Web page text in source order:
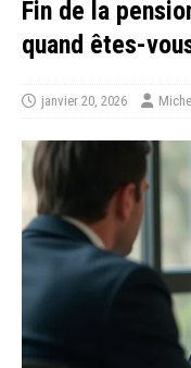
Fin de la
quand êtes-
janvier 20, 2026